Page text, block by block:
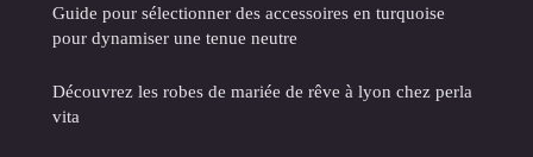
Guide pour sélectionner des accessoires en turquoise
pour dynamiser une tenue neutre
Découvrez les robes de mariée de rêve à lyon chez perla
vita